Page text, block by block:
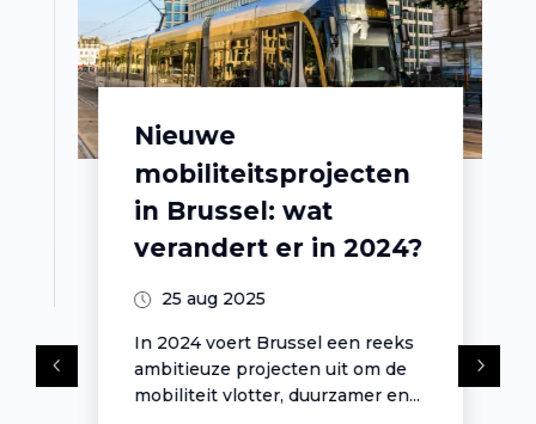
Nieuwe
mobiliteitsprojecten
in Brussel: wat
verandert er in 2024?
25 aug 2025
In 2024 voert Brussel een reeks
ambitieuze projecten uit om de
mobiliteit vlotter, duurzamer en...